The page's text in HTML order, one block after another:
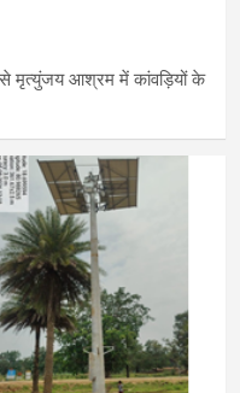
से मृत्युंजय आश्रम में कांवड़ियों के